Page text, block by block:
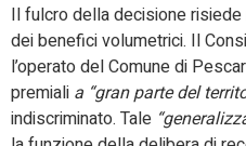
Il fulcro della decisione
dei benefici volumetrici. Il
l’operato del Comune di
premiali a “gran parte del
indiscriminato. Tale